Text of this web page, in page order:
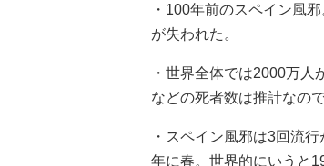
・100年前のスペイン風
が失われた。
・世界全体では2000万
などの死者数は推計なの
・スペイン風邪は3回流
年に春。世界的にいうと